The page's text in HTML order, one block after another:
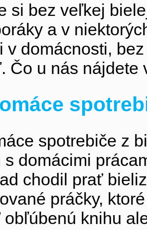
si bez veľkej
a v
v domácnosti,
Čo u nás
spotrebiče z
s domácimi
chodil prať
práčky,
knihu